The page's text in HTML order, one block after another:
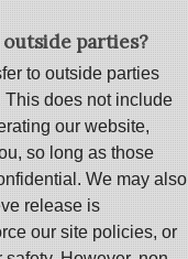
parties?
to outside parties
does not include
our website,
so long as those
We may also
release is
our site policies, or